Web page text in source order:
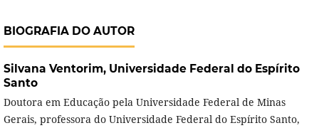
BIOGRAFIA DO AUTOR
Silvana Ventorim, Universidade Federal do Espírito
Santo
Doutora em Educação pela Universidade Federal de Minas
Gerais, professora do Universidade Federal do Espírito Santo,